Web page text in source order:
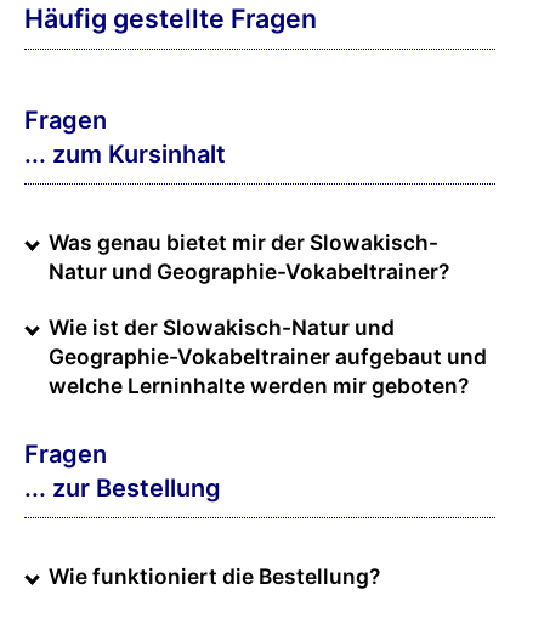
Häufig gestellte Fragen
Fragen
... zum Kursinhalt
Was genau bietet mir der Slowakisch-
Natur und Geographie-Vokabeltrainer?
Wie ist der Slowakisch-Natur und
Geographie-Vokabeltrainer aufgebaut und
welche Lerninhalte werden mir geboten?
Fragen
... zur Bestellung
Wie funktioniert die Bestellung?